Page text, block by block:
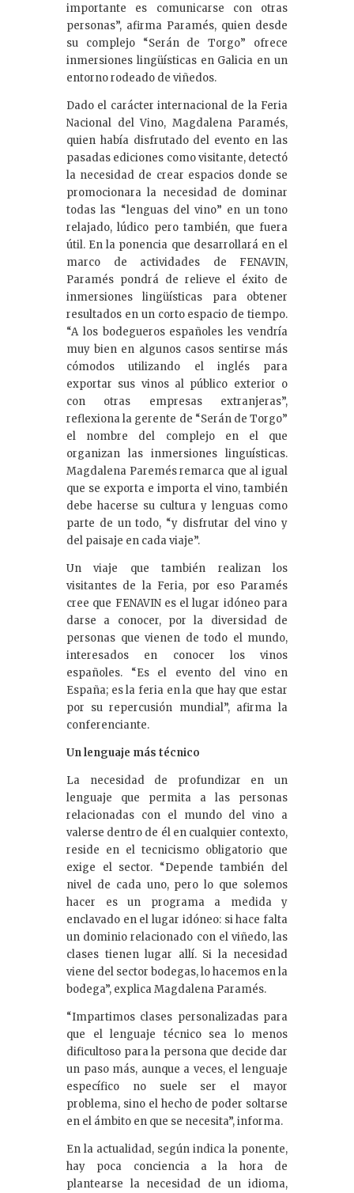
importante es comunicarse con otras
personas”, afirma Paramés, quien desde
su complejo “Serán de Torgo” ofrece
inmersiones lingüísticas en Galicia en un
entorno rodeado de viñedos.
Dado el carácter internacional de la Feria
Nacional del Vino, Magdalena Paramés,
quien había disfrutado del evento en las
pasadas ediciones como visitante, detectó
la necesidad de crear espacios donde se
promocionara la necesidad de dominar
todas las “lenguas del vino” en un tono
relajado, lúdico pero también, que fuera
útil. En la ponencia que desarrollará en el
marco de actividades de FENAVIN,
Paramés pondrá de relieve el éxito de
inmersiones lingüísticas para obtener
resultados en un corto espacio de tiempo.
“A los bodegueros españoles les vendría
muy bien en algunos casos sentirse más
cómodos utilizando el inglés para
exportar sus vinos al público exterior o
con otras empresas extranjeras”,
reflexiona la gerente de “Serán de Torgo”
el nombre del complejo en el que
organizan las inmersiones linguísticas.
Magdalena Paremés remarca que al igual
que se exporta e importa el vino, también
debe hacerse su cultura y lenguas como
parte de un todo, “y disfrutar del vino y
del paisaje en cada viaje”.
Un viaje que también realizan los
visitantes de la Feria, por eso Paramés
cree que FENAVIN es el lugar idóneo para
darse a conocer, por la diversidad de
personas que vienen de todo el mundo,
interesados en conocer los vinos
españoles. “Es el evento del vino en
España; es la feria en la que hay que estar
por su repercusión mundial”, afirma la
conferenciante.
Un lenguaje más técnico
La necesidad de profundizar en un
lenguaje que permita a las personas
relacionadas con el mundo del vino a
valerse dentro de él en cualquier contexto,
reside en el tecnicismo obligatorio que
exige el sector. “Depende también del
nivel de cada uno, pero lo que solemos
hacer es un programa a medida y
enclavado en el lugar idóneo: si hace falta
un dominio relacionado con el viñedo, las
clases tienen lugar allí. Si la necesidad
viene del sector bodegas, lo hacemos en la
bodega”, explica Magdalena Paramés.
“Impartimos clases personalizadas para
que el lenguaje técnico sea lo menos
dificultoso para la persona que decide dar
un paso más, aunque a veces, el lenguaje
específico no suele ser el mayor
problema, sino el hecho de poder soltarse
en el ámbito en que se necesita”, informa.
En la actualidad, según indica la ponente,
hay poca conciencia a la hora de
plantearse la necesidad de un idioma,